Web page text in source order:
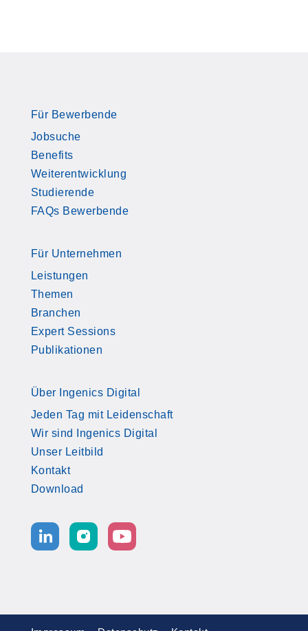
Für Bewerbende
Jobsuche
Benefits
Weiterentwicklung
Studierende
FAQs Bewerbende
Für Unternehmen
Leistungen
Themen
Branchen
Expert Sessions
Publikationen
Über Ingenics Digital
Jeden Tag mit Leidenschaft
Wir sind Ingenics Digital
Unser Leitbild
Kontakt
Download